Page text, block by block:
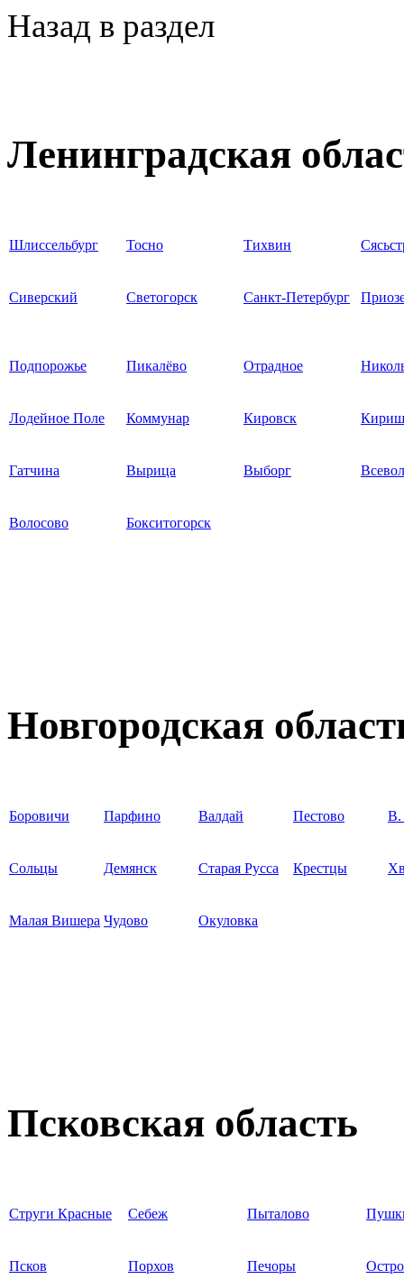
Назад в раздел
Ленинградская
Шлиссельбург Тосно Тихвин
Сиверский Светогорск Санкт-Петербург
Подпорожье Пикалёво Отрадное
Лодейное Поле Коммунар Кировск
Гатчина Вырица Выборг
Волосово Бокситогорск
Новгородская
Боровичи Парфино Валдай Пестово В.
Сольцы Демянск Старая Русса Крестцы
Малая Вишера Чудово Окуловка
Псковская область
Струги Красные Себеж Пыталово
Псков Порхов Печоры